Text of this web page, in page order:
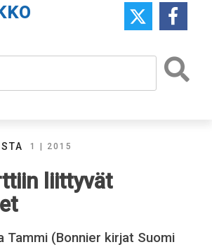
1 | 2015
liittyvät
Tammi (Bonnier kirjat Suomi